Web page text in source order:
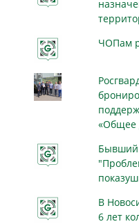
ЧОПам
«Общее
Бывший
В
6 лет